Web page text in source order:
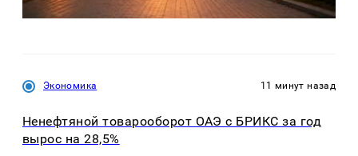
Экономика 11 минут назад
Ненефтяной товарооборот ОАЭ с БРИКС за год
вырос на 28,5%